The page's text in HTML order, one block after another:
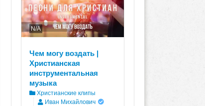
N/A
Чем могу воздать |
Христианская
инструментальная
музыка
Христианские клипы
Иван Михайлович